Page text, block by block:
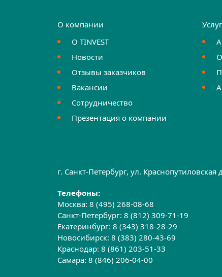
О компании
О TINVEST
Новости
Отзывы заказчиков
Вакансии
Сотрудничество
Презентация о компании
г. Санкт-Петербург, ул. Краснопутиловская
Телефоны:
Москва:8 (495) 268-08-68
Санкт-Петербург:8 (812) 309-71-19
Екатеринбург:8 (343) 318-28-29
Новосибирск:8 (383) 280-43-69
Краснодар:8 (861) 203-51-33
Самара:8 (846) 206-04-00